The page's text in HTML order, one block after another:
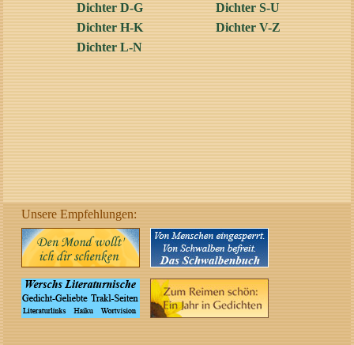
Dichter D-G
Dichter H-K
Dichter L-N
Dichter S-U
Dichter V-Z
Unsere Empfehlungen: